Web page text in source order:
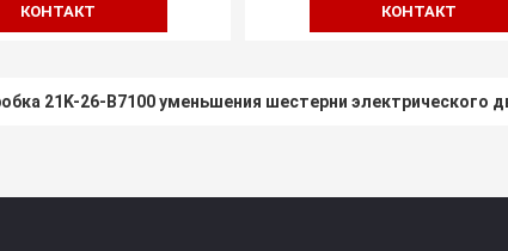
КОНТАКТ КОНТАКТ
21K-26-B7100 уменьшения шестерни электрического
SY75C редуктора вращения ряда коробки передач